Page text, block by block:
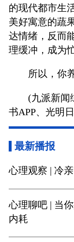
的现代都市生
美好寓意的蔬
达情绪，反而
理缓冲，成为
所以，你
(九派新闻
书APP、光明
最新播报
心理观察 | 冷
心理聊吧 | 当
内耗